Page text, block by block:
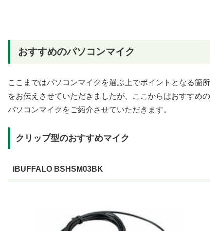
おすすめのパソコンマイク
ここまではパソコンマイクを選ぶ上でポイントとなる箇所
をお伝えさせていただきましたが、ここからはおすすめの
パソコンマイクをご紹介させていただきます。
クリップ型のおすすめマイク
iBUFFALO BSHSM03BK